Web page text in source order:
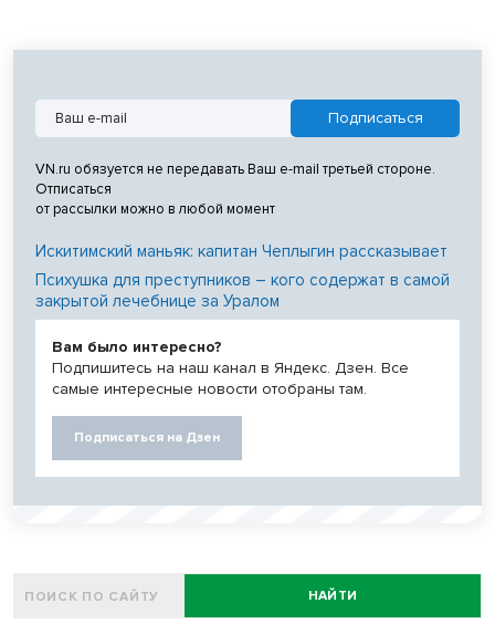
VN.ru обязуется не передавать Ваш e-mail третьей стороне.
Отписаться
от рассылки можно в любой момент
Искитимский маньяк: капитан Чеплыгин рассказывает
Психушка для преступников – кого содержат в самой
закрытой лечебнице за Уралом
Вам было интересно?
Подпишитесь на наш канал в Яндекс. Дзен. Все
самые интересные новости отобраны там.
Подписаться на Дзен
НАЙТИ